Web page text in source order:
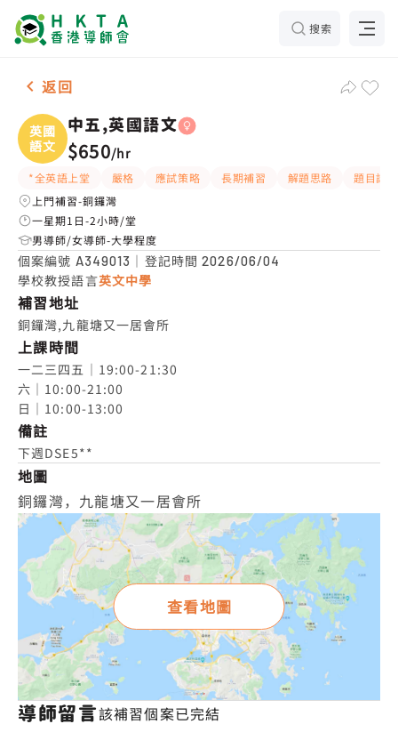
搜索
女-1名 中五,英國語文，銅鑼灣 補習推介
返回
英國
語文
中五,英國語文
$650/hr
*全英語上堂 嚴格 應試策略 長期補習 解題思路
題目講解
上門補習-銅鑼灣
一星期1日-2小時/堂
男導師/女導師-大學程度
個案編號 A349013 ｜登記時間2026/06/04
學校教授語言英文中學
補習地址
銅鑼灣,九龍塘又一居會所
上課時間
一二三四五｜19:00-21:30
六｜10:00-21:00
日｜10:00-13:00
備註
下週DSE5**
地圖
銅鑼灣，九龍塘又一居會所
查看地圖
導師留言該補習個案已完結